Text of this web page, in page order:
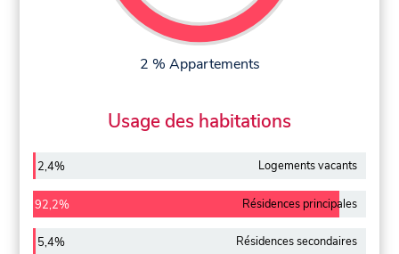
2 % Appartements
Usage des habitations
2,4% Logements vacants
92,2% Résidences principales
5,4% Résidences secondaires